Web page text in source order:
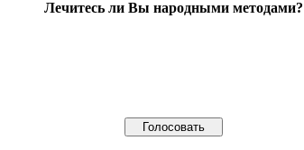
Лечитесь ли Вы народными методами?